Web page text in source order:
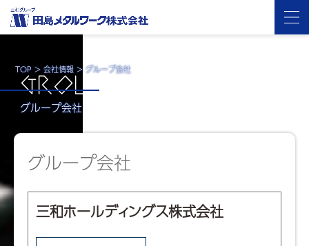
TOP >会社情報 >グループ会社
GROUP
グループ会社
グループ会社
三和ホールディングス株式会社